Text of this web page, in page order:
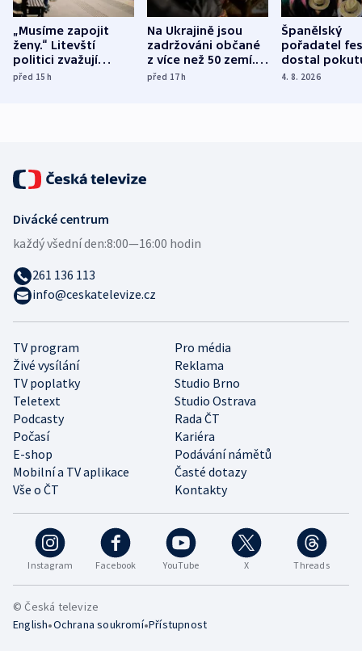
„Musíme zapojit
ženy.“ Litevští
politici zvažují
dohodu o
před 15h
Na Ukrajině jsou
zadržováni občané
z více než 50 zemí.
Bojovali na straně
před 17h
Španělský
pořadatel
dostal
nekalé
4. 8. 2026
Instagram Facebook YouTube X Threads
TV program
Pro média
Živé vysílání
Reklama
TV poplatky
Studio Brno
Teletext
Studio Ostrava
Podcasty
Rada ČT
Počasí
Kariéra
E-shop
Podávání námětů
Mobilní a TV aplikace
Časté dotazy
Vše o ČT
Kontakty
Divácké centrum
každý všední den:8:00—16:00 hodin
261 136 113
info@ceskatelevize.cz
© Česká televize
English•Ochrana soukromí•Přístupnost